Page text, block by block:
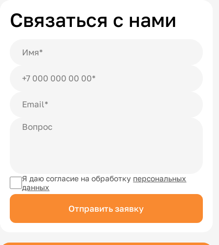
Связаться с нами
Я даю согласие на обработку персональных
данных
Отправить заявку